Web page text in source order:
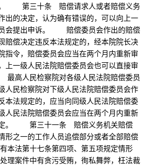
。 第三十条 赔偿请求人或者赔偿义务
出的决定，认为确有错误的，可以向上一
会提出申诉。 赔偿委员会作出的赔偿
赔偿决定违反本法规定的，经本院院长决
指令，赔偿委员会应当在两个月内重新审
上一级人民法院赔偿委员会也可以直接审
高人民检察院对各级人民法院赔偿委员
人民检察院对下级人民法院赔偿委员会作
本法规定的，应当向同级人民法院赔偿委
人民法院赔偿委员会应当在两个月内重新
定。 第三十一条 赔偿义务机关赔偿
形之一的工作人员追偿部分或者全部赔偿
法第十七条第四项、第五项规定情形
案件中有贪污受贿，徇私舞弊，枉法裁